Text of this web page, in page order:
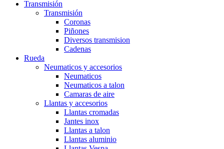
Transmisión
Transmisión
Coronas
Piñones
Diversos transmision
Cadenas
Rueda
Neumaticos y accesorios
Neumaticos
Neumaticos a talon
Camaras de aire
Llantas y accesorios
Llantas cromadas
Jantes inox
Llantas a talon
Llantas aluminio